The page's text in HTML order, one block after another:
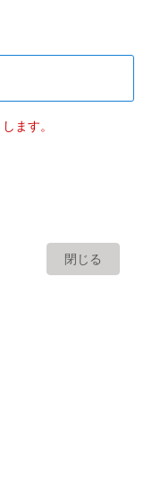
ます。